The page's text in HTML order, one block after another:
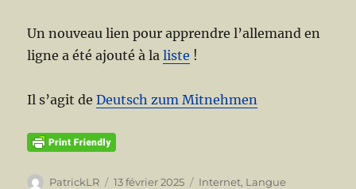
Un nouveau lien pour apprendre l’allemand en
ligne a été ajouté à laliste !
Il s’agit deDeutsch zum Mitnehmen
Auteur
PatrickLR
Publié
13 février 2025 Catégories
Internet, Langue